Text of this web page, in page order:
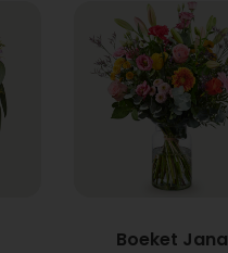
Boeket Jana